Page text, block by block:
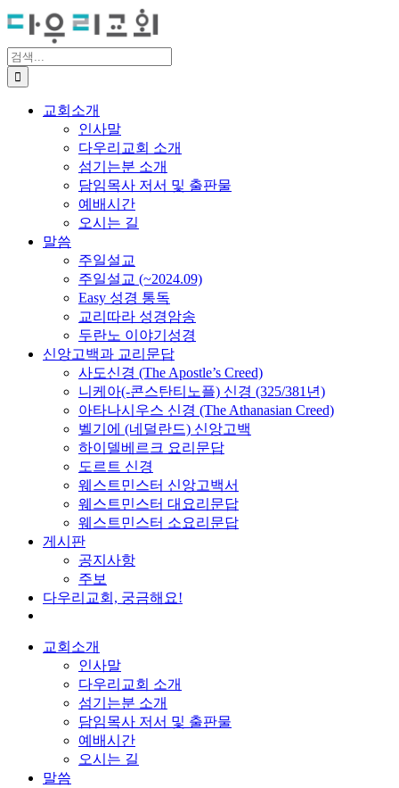
Skip
to
content
검
색
...
교회소개
인사말
다우리교회 소개
섬기는분 소개
담임목사 저서 및 출판물
예배시간
오시는 길
말씀
주일설교
주일설교 (~2024.09)
Easy 성경 통독
교리따라 성경암송
두란노 이야기성경
신앙고백과 교리문답
사도신경 (The Apostle’s Creed)
니케아(-콘스탄티노플) 신경 (325/381년)
아타나시우스 신경 (The Athanasian Creed)
벨기에 (네덜란드) 신앙고백
하이델베르크 요리문답
도르트 신경
웨스트민스터 신앙고백서
웨스트민스터 대요리문답
웨스트민스터 소요리문답
게시판
공지사항
주보
다우리교회, 궁금해요!
교회소개
인사말
다우리교회 소개
섬기는분 소개
담임목사 저서 및 출판물
예배시간
오시는 길
말씀